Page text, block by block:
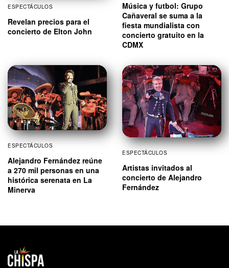
ESPECTÁCULOS
Revelan precios para el
concierto de Elton John
Música y futbol: Grupo
Cañaveral se suma a la
fiesta mundialista con
concierto gratuito en la
CDMX
ESPECTÁCULOS
Alejandro Fernández reúne
a 270 mil personas en una
histórica serenata en La
Minerva
ESPECTÁCULOS
Artistas invitados al
concierto de Alejandro
Fernández